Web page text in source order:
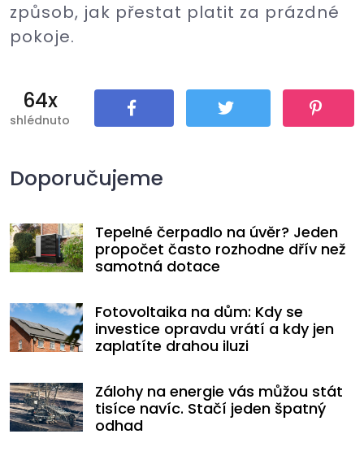
způsob, jak přestat platit za prázdné
pokoje.
64x
shlédnuto
Doporučujeme
Tepelné čerpadlo na úvěr? Jeden
propočet často rozhodne dřív než
samotná dotace
Fotovoltaika na dům: Kdy se
investice opravdu vrátí a kdy jen
zaplatíte drahou iluzi
Zálohy na energie vás můžou stát
tisíce navíc. Stačí jeden špatný
odhad